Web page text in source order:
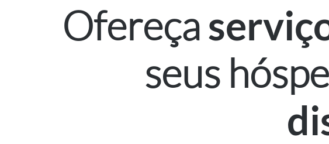
Ofereça
seus